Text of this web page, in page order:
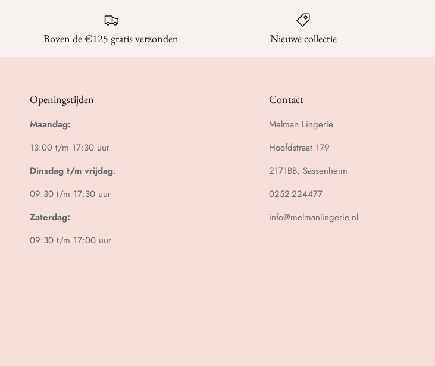
Boven de €125 gratis verzonden Nieuwe collectie
Openingstijden
Maandag:
13:00 t/m 17:30 uur
Dinsdag t/m vrijdag:
09:30 t/m 17:30 uur
Zaterdag:
09:30 t/m 17:00 uur
Contact
Melman Lingerie
Hoofdstraat 179
2171BB, Sassenheim
0252-224477
info@melmanlingerie.nl